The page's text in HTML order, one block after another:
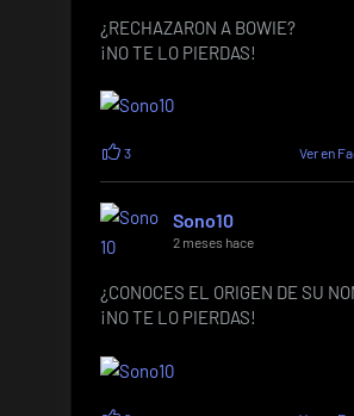
¿RECHAZARON A BOWIE?
¡NO TE LO PIERDAS!
3 Ver en
Sono10
2 meses hace
¿CONOCES EL ORIGEN DE SU
¡NO TE LO PIERDAS!